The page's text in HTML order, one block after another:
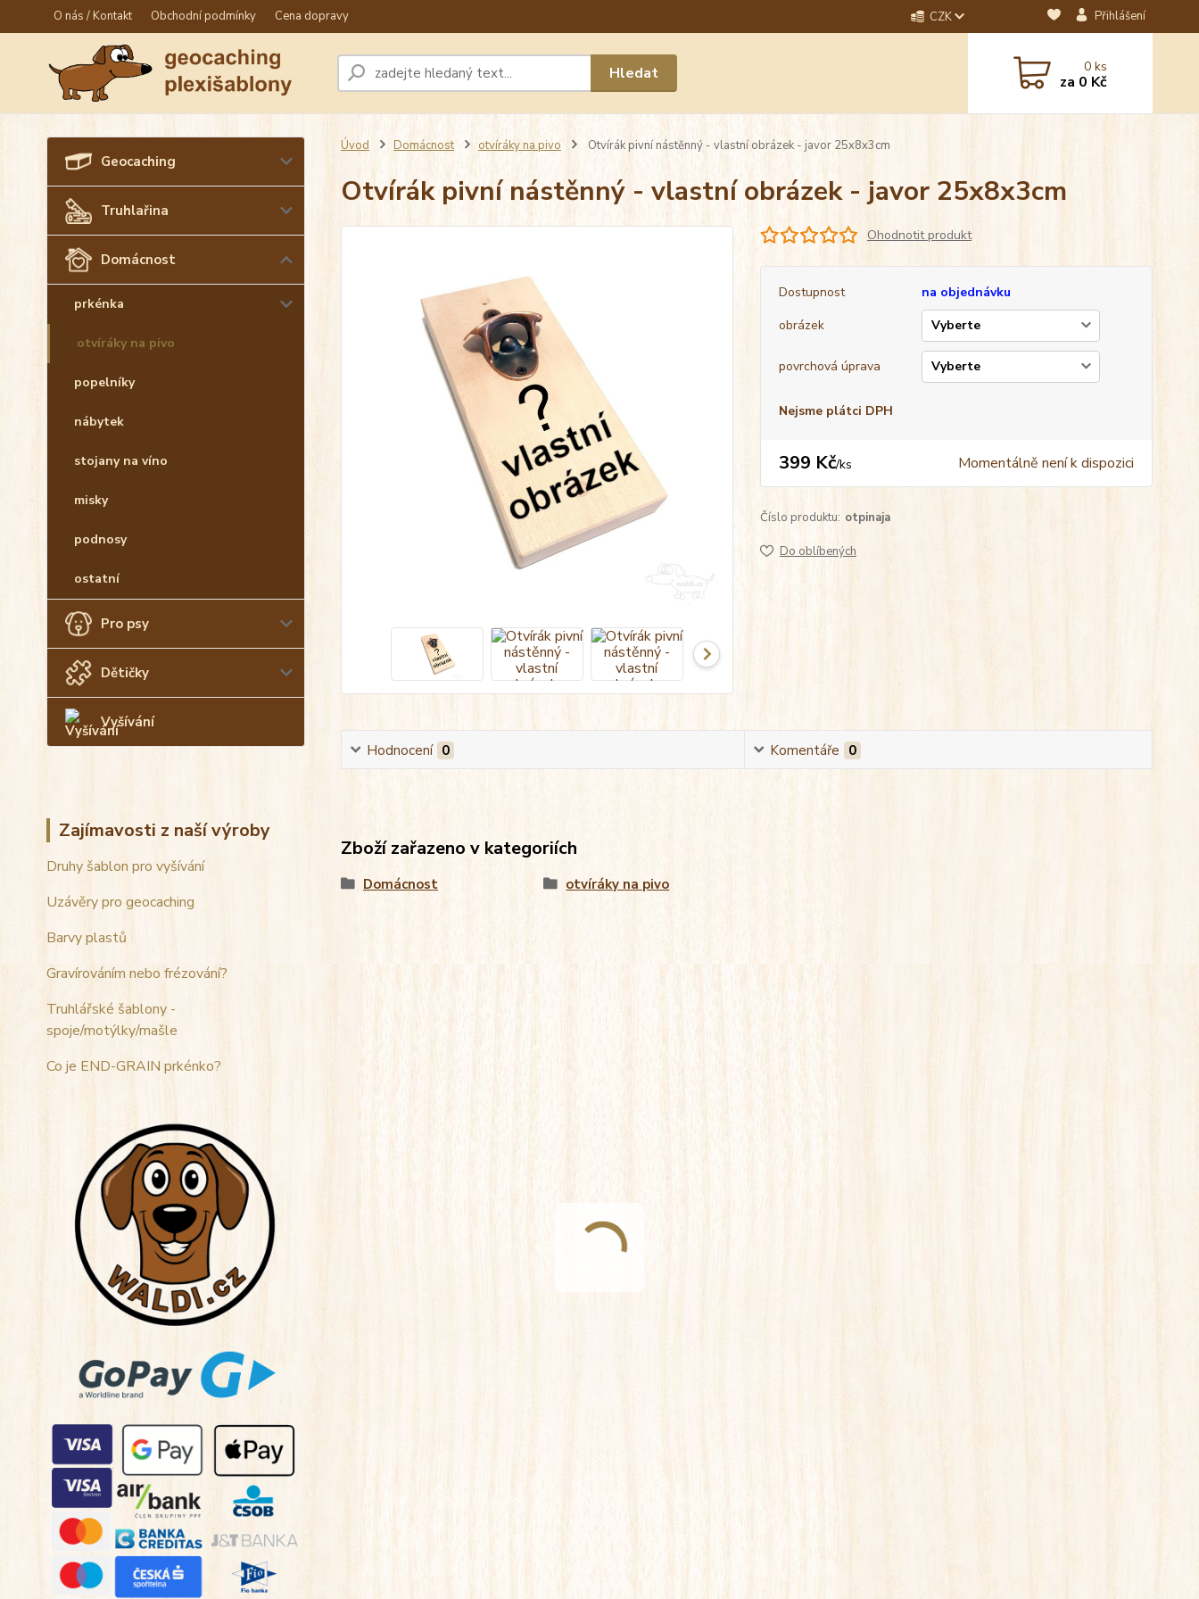
O nás / Kontakt Obchodní podmínky Cena dopravy CZK Přihlášení
Hledat 0ks
za 0 Kč
Geocaching
Truhlařina
Domácnost
prkénka
otvíráky na pivo
popelníky
nábytek
stojany na víno
misky
podnosy
ostatní
Pro psy
Dětičky
Vyšívání
Zajímavosti z naší výroby
Druhy šablon pro vyšívání
Uzávěry pro geocaching
Barvy plastů
Gravírováním nebo frézování?
Truhlářské šablony -
spoje/motýlky/mašle
Co je END-GRAIN prkénko?
Úvod Domácnost otvíráky na pivo Otvírák pivní nástěnný - vlastní obrázek - javor 25x8x3cm
Otvírák pivní nástěnný - vlastní obrázek - javor 25x8x3cm
Ohodnotit produkt
Dostupnost
na objednávku
obrázek
povrchová úprava
Nejsme plátci DPH
399 Kč/ks Momentálně není k dispozici
Číslo produktu: otpinaja
Do oblíbených
Hodnocení 0 Komentáře 0
Zboží zařazeno v kategoriích
Domácnost otvíráky na pivo